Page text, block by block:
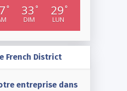
° 33 °
DIM
29 °
LUN
French District
entreprise dans